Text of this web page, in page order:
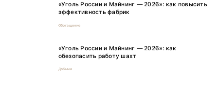
«Уголь России и Майнинг — 2026»: как повысить
эффективность фабрик
Обогащение
«Уголь России и Майнинг — 2026»: как
обезопасить работу шахт
Добыча